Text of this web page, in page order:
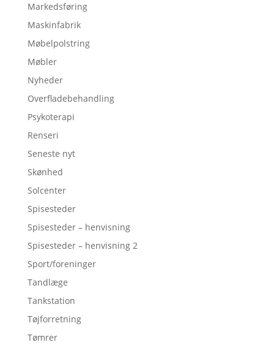
Markedsføring
Maskinfabrik
Møbelpolstring
Møbler
Nyheder
Overfladebehandling
Psykoterapi
Renseri
Seneste nyt
Skønhed
Solcenter
Spisesteder
Spisesteder – henvisning
Spisesteder – henvisning 2
Sport/foreninger
Tandlæge
Tankstation
Tøjforretning
Tømrer